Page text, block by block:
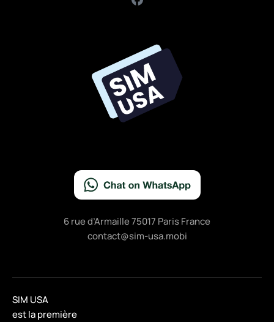
a
o
o
k
6 rue d’Armaille 75017 Paris France
contact@sim-usa.mobi
SIM USA
est la première